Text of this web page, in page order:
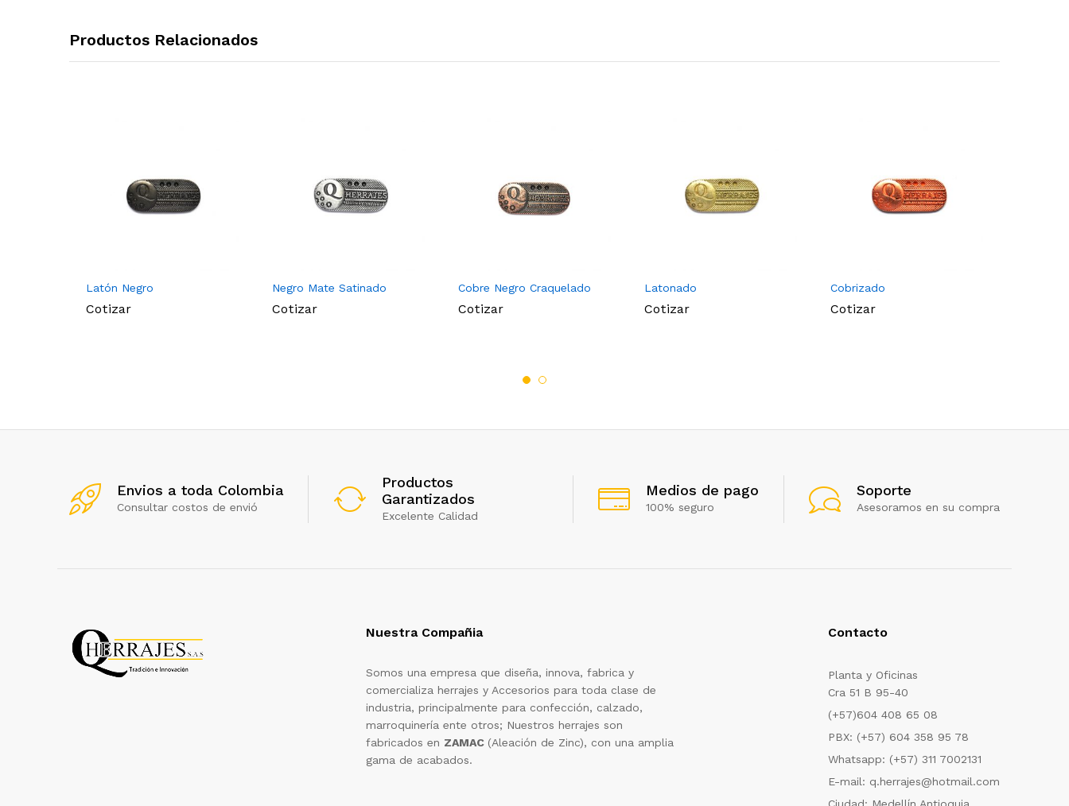
Productos Relacionados
Latón Negro
Cotizar
Negro Mate Satinado
Cotizar
Cobre Negro Craquelado
Cotizar
Latonado
Cotizar
Cobrizado
Cotizar
Envios a toda Colombia
Consultar costos de envió
Productos
Garantizados
Excelente Calidad
Medios de pago
100% seguro
Soporte
Asesoramos en su compra
Nuestra Compañia
Somos una empresa que diseña, innova, fabrica y
comercializa herrajes y Accesorios para toda clase de
industria, principalmente para confección, calzado,
marroquinería ente otros; Nuestros herrajes son
fabricados en ZAMAC (Aleación de Zinc), con una amplia
gama de acabados.
Contacto
Planta y Oficinas
Cra 51 B 95-40
(+57)604 408 65 08
PBX: (+57) 604 358 95 78
Whatsapp: (+57) 311 7002131
E-mail: q.herrajes@hotmail.com